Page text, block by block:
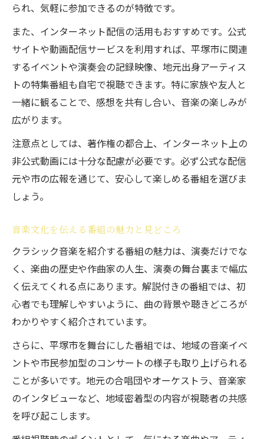
られ、気軽に参加できるのが特徴です。
また、インターネット配信の活用もおすすめです。公式
サイトや動画配信サービスを利用すれば、平塚市に関連
するイベントや演奏会の記録映像、地元出身アーティス
トの特集番組も自宅で視聴できます。特に家族や友人と
一緒に観ることで、感想を共有し合い、音楽の楽しみが
広がります。
注意点としては、著作権の都合上、インターネット上の
非公式動画には十分な配慮が必要です。必ず公式な配信
元や市の広報を通じて、安心して楽しめる番組を選びま
しょう。
音楽文化を伝える番組の魅力と見どころ
クラシック音楽を紹介する番組の魅力は、演奏だけでな
く、楽曲の歴史や作曲家の人生、演奏の舞台裏まで幅広
く伝えてくれる点にあります。解説付きの番組では、初
心者でも理解しやすいように、曲の背景や聴きどころが
わかりやすく紹介されています。
さらに、平塚市を舞台にした番組では、地域の音楽イベ
ントや市民参加型のコンサートの様子も取り上げられる
ことが多いです。地元の合唱団やオーケストラ、音楽家
のインタビューなど、地域密着型の内容が視聴者の共感
を呼び起こします。